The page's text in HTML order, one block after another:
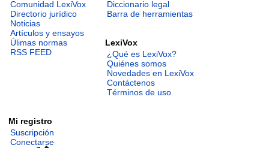
Comunidad LexiVox
Directorio jurídico
Noticias
Artículos y ensayos
Úlimas normas
RSS FEED
Diccionario legal
Barra de herramientas
LexiVox
¿Qué es LexiVox?
Quiénes somos
Novedades en LexiVox
Contáctenos
Términos de uso
Mi registro
Suscripción
Conectarse